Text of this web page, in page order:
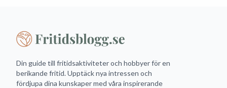
Din guide till fritidsaktiviteter och hobbyer för en
berikande fritid. Upptäck nya intressen och
fördjupa dina kunskaper med våra inspirerande